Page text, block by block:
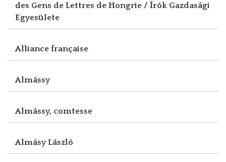
des Gens de Lettres de Hongrie / Írók Gazdasági
Egyesülete
Alliance française
Almássy
Almássy, comtesse
Almásy László